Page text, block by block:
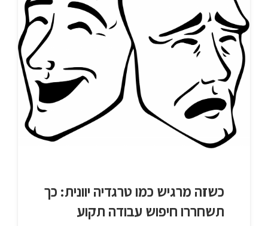
כשזה מרגיש כמו טרגדיה יוונית: כך
תשחררו חיפוש עבודה תקוע